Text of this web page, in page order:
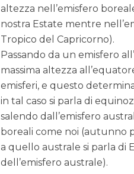
altezza nell’emisfero
nostra Estate mentre
Tropico del Capricorno).
Passando da un emisfero
massima altezza
emisferi, e questo
in tal caso si parla di
salendo dall’emisfero
boreali come noi (autunno
a quello australe si parla di
dell’emisfero australe).